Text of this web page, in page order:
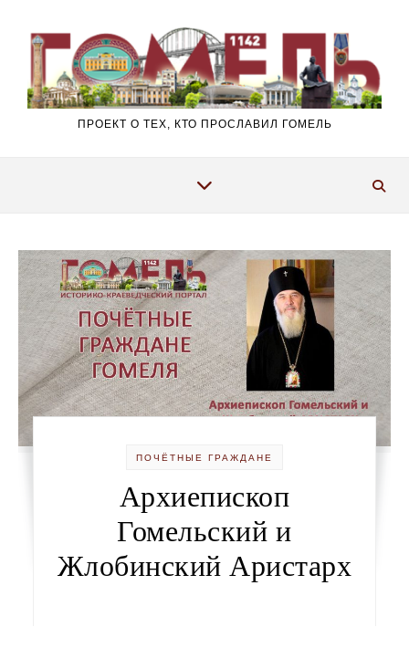
ПРОЕКТ О ТЕХ, КТО ПРОСЛАВИЛ ГОМЕЛЬ
ПОЧЁТНЫЕ ГРАЖДАНЕ
Архиепископ
Гомельский и
Жлобинский Аристарх